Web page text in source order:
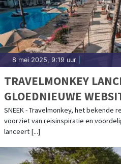
8 mei 2025, 9:19 uur
TRAVELMONKEY
GLOEDNIEUWE
VAKANTIEDEALS
SNEEK - Travelmonkey, het bekende
voorziet van reisinspiratie en
lanceert [...]